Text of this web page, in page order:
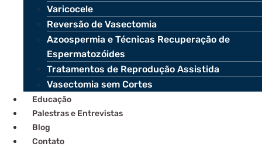
Varicocele
Reversão de Vasectomia
Azoospermia e Técnicas Recuperação de
Espermatozóides
Tratamentos de Reprodução Assistida
Vasectomia sem Cortes
Educação
Palestras e Entrevistas
Blog
Contato